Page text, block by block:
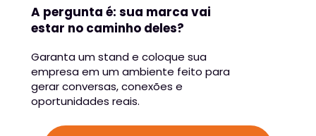
A pergunta é: sua marca vai
estar no caminho deles?
Garanta um stand e coloque sua
empresa em um ambiente feito para
gerar conversas, conexões e
oportunidades reais.